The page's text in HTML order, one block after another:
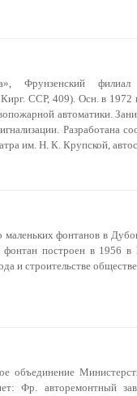
Фрунзенский филиал
ССР, 409). Осн. в 1972
автоматики.
Разработана
им. Н. К. Крупской,
маленьких фонтанов в
построен в 1956 в
и строительстве
объединение
Фр. авторемонтный